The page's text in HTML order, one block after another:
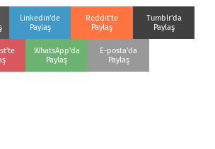
Linkedin'de
Paylaş
Reddit'te
Paylaş
Tumblr'da
Paylaş
WhatsApp'da
Paylaş
E-posta'da
Paylaş